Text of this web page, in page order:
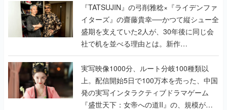
く
『TATSUJIN』の弓削雅稔×『ライデンファ
イターズ』の齋藤貴幸──かつて縦シュー全
盛期を支えていた2人が、30年後に同じ会
社で机を並べる理由とは。新作
『TATSUJIN EXTREME』で初タッグを組
んだレジェンド2人に訊く開発秘話
実写映像1000分、ルート分岐100種類以
上。配信開始5日で100万本を売った、中国
発の実写インタラクティブドラマゲーム
『盛世天下：女帝への道II』の、規模が違